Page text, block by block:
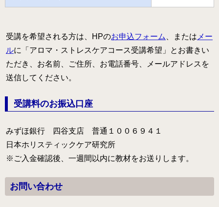
受講を希望される方は、HPのお申込フォーム 、または メー
ルに「アロマ・ストレスケアコース受講希望」とお書きい
ただき、お名前、ご住所、お電話番号、メールアドレスを
送信してください。
受講料のお振込口座
みずほ銀行 四谷支店 普通１００６９４１
日本ホリスティックケア研究所
※ご入金確認後、一週間以内に教材をお送りします。
お問い合わせ